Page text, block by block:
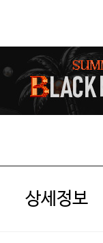
상세정보